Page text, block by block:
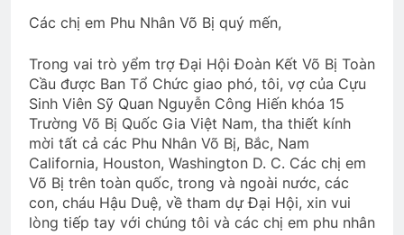
Quân Trường Quang Trung
2 Years Ago
Chiến Đoàn 52 SĐ 18 BB
2 Years Ago
NGƯỜI ĐẸP
3 Years Ago
Các chị em Phu Nhân Võ Bị quý mến,
Trong vai trò yểm trợ Đại Hội Đoàn Kết Võ Bị Toàn
Cầu được Ban Tổ Chức giao phó, tôi, vợ của Cựu
Sinh Viên Sỹ Quan Nguyễn Công Hiến khóa 15
Trường Võ Bị Quốc Gia Việt Nam, tha thiết kính
mời tất cả các Phu Nhân Võ Bị, Bắc, Nam
California, Houston, Washington D. C. Các chị em
Võ Bị trên toàn quốc, trong và ngoài nước, các
con, cháu Hậu Duệ, về tham dự Đại Hội, xin vui
lòng tiếp tay với chúng tôi và các chị em phu nhân